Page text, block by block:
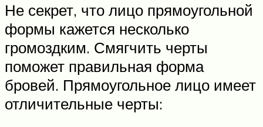
Не секрет, что лицо прямоугольной
формы кажется несколько
громоздким. Смягчить черты
поможет правильная форма
бровей. Прямоугольное лицо имеет
отличительные черты: